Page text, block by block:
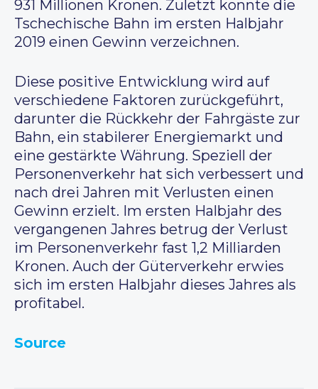
931 Millionen Kronen. Zuletzt konnte die
Tschechische Bahn im ersten Halbjahr
2019 einen Gewinn verzeichnen.
Diese positive Entwicklung wird auf
verschiedene Faktoren zurückgeführt,
darunter die Rückkehr der Fahrgäste zur
Bahn, ein stabilerer Energiemarkt und
eine gestärkte Währung. Speziell der
Personenverkehr hat sich verbessert und
nach drei Jahren mit Verlusten einen
Gewinn erzielt. Im ersten Halbjahr des
vergangenen Jahres betrug der Verlust
im Personenverkehr fast 1,2 Milliarden
Kronen. Auch der Güterverkehr erwies
sich im ersten Halbjahr dieses Jahres als
profitabel.
Source